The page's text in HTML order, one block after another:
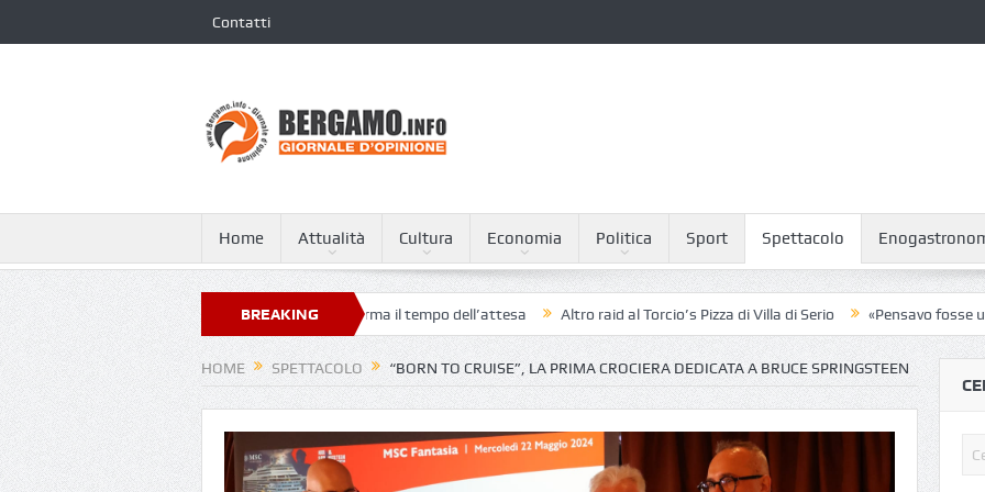
Contatti
Home Attualità Cultura Economia Politica Sport Spettacolo
BREAKING
NEWS
Airport, l’arte contemporanea trasforma il tempo dell’attesa Altro raid al Torcio’s Pizza di Villa di Serio «Pensavo fosse un sondaggio,
HOME SPETTACOLO “BORN TO CRUISE”, LA PRIMA CROCIERA DEDICATA A BRUCE SPRINGSTEEN